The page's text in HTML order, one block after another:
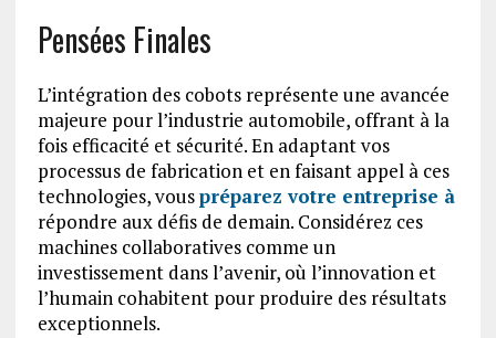
Pensées Finales
L’intégration des cobots représente une avancée
majeure pour l’industrie automobile, offrant à la
fois efficacité et sécurité. En adaptant vos
processus de fabrication et en faisant appel à ces
technologies, vouspréparez votre entreprise à
répondre aux défis de demain. Considérez ces
machines collaboratives comme un
investissement dans l’avenir, où l’innovation et
l’humain cohabitent pour produire des résultats
exceptionnels.